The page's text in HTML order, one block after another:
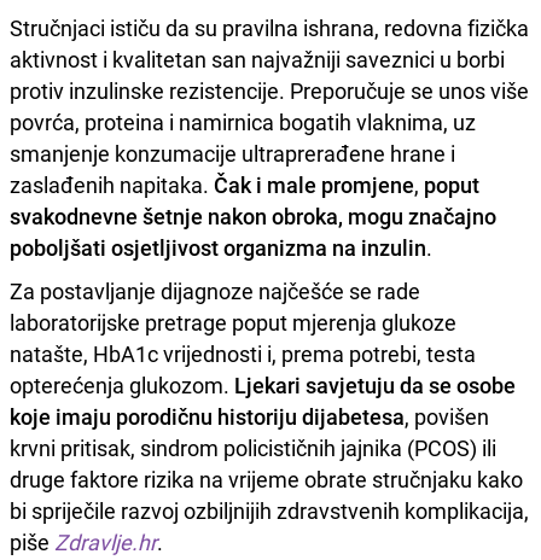
Stručnjaci ističu da su pravilna ishrana, redovna fizička
aktivnost i kvalitetan san najvažniji saveznici u borbi
protiv inzulinske rezistencije. Preporučuje se unos više
povrća, proteina i namirnica bogatih vlaknima, uz
smanjenje konzumacije ultraprerađene hrane i
zaslađenih napitaka. Čak i male promjene, poput
svakodnevne šetnje nakon obroka, mogu značajno
poboljšati osjetljivost organizma na inzulin.
Za postavljanje dijagnoze najčešće se rade
laboratorijske pretrage poput mjerenja glukoze
natašte, HbA1c vrijednosti i, prema potrebi, testa
opterećenja glukozom. Ljekari savjetuju da se osobe
koje imaju porodičnu historiju dijabetesa, povišen
krvni pritisak, sindrom policističnih jajnika (PCOS) ili
druge faktore rizika na vrijeme obrate stručnjaku kako
bi spriječile razvoj ozbiljnijih zdravstvenih komplikacija,
piše Zdravlje.hr.